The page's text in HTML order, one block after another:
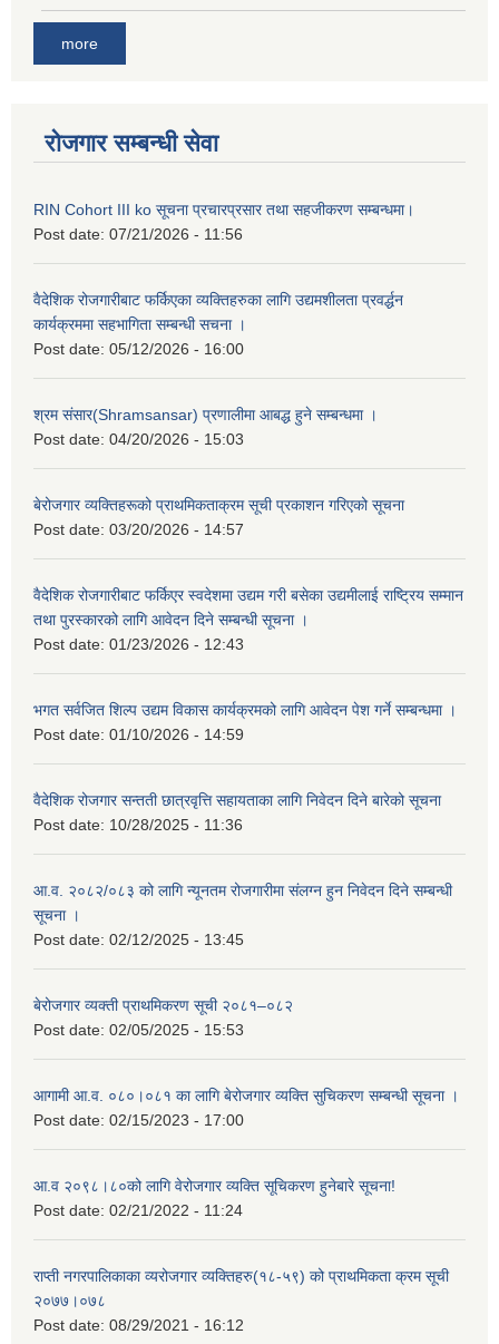
more
रोजगार सम्बन्धी सेवा
RIN Cohort III ko सूचना प्रचारप्रसार तथा सहजीकरण सम्बन्धमा।
Post date: 07/21/2026 - 11:56
वैदेशिक रोजगारीबाट फर्किएका व्यक्तिहरुका लागि उद्यमशीलता प्रवर्द्धन
कार्यक्रममा सहभागिता सम्बन्धी सचना ।
Post date: 05/12/2026 - 16:00
श्रम संसार(Shramsansar) प्रणालीमा आबद्ध हुने सम्बन्धमा ।
Post date: 04/20/2026 - 15:03
बेरोजगार व्यक्तिहरूको प्राथमिकताक्रम सूची प्रकाशन गरिएको सूचना
Post date: 03/20/2026 - 14:57
वैदेशिक रोजगारीबाट फर्किएर स्वदेशमा उद्यम गरी बसेका उद्यमीलाई राष्ट्रिय सम्मान
तथा पुरस्कारको लागि आवेदन दिने सम्बन्धी सूचना ।
Post date: 01/23/2026 - 12:43
भगत सर्वजित शिल्प उद्यम विकास कार्यक्रमको लागि आवेदन पेश गर्ने सम्बन्धमा ।
Post date: 01/10/2026 - 14:59
वैदेशिक रोजगार सन्तती छात्रवृत्ति सहायताका लागि निवेदन दिने बारेको सूचना
Post date: 10/28/2025 - 11:36
आ.व. २०८२/०८३ को लागि न्यूनतम रोजगारीमा संलग्न हुन निवेदन दिने सम्बन्धी
सूचना ।
Post date: 02/12/2025 - 13:45
बेरोजगार व्यक्ती प्राथमिकरण सूची २०८१–०८२
Post date: 02/05/2025 - 15:53
आगामी आ.व. ०८०।०८१ का लागि बेरोजगार व्यक्ति सुचिकरण सम्बन्धी सूचना ।
Post date: 02/15/2023 - 17:00
आ.व २०९८।८०को लागि वेरोजगार व्यक्ति सूचिकरण हुनेबारे सूचना!
Post date: 02/21/2022 - 11:24
राप्ती नगरपालिकाका व्यरोजगार व्यक्तिहरु(१८-५९) को प्राथमिकता क्रम सूची
२०७७।०७८
Post date: 08/29/2021 - 16:12